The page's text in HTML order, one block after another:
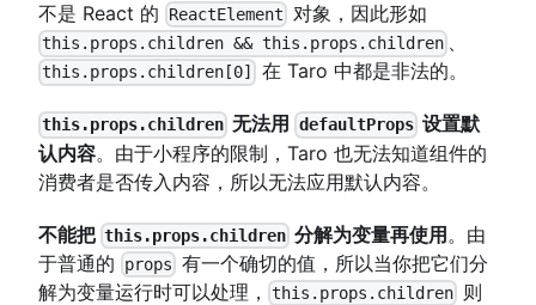
不是 React 的
ReactElement 对象，因此形如
this.props.children && this.props.children 、
this.props.children[0] 在 Taro 中都是非法的。
this.props.children 无法用 defaultProps设置默
认内容。由于小程序的限制，Taro 也无法知道组件的
消费者是否传入内容，所以无法应用默认内容。
不能把 this.props.children 分解为变量再使用。由
于普通的
props 有一个确切的值，所以当你把它们分
解为变量运行时可以处理，
this.props.children
则